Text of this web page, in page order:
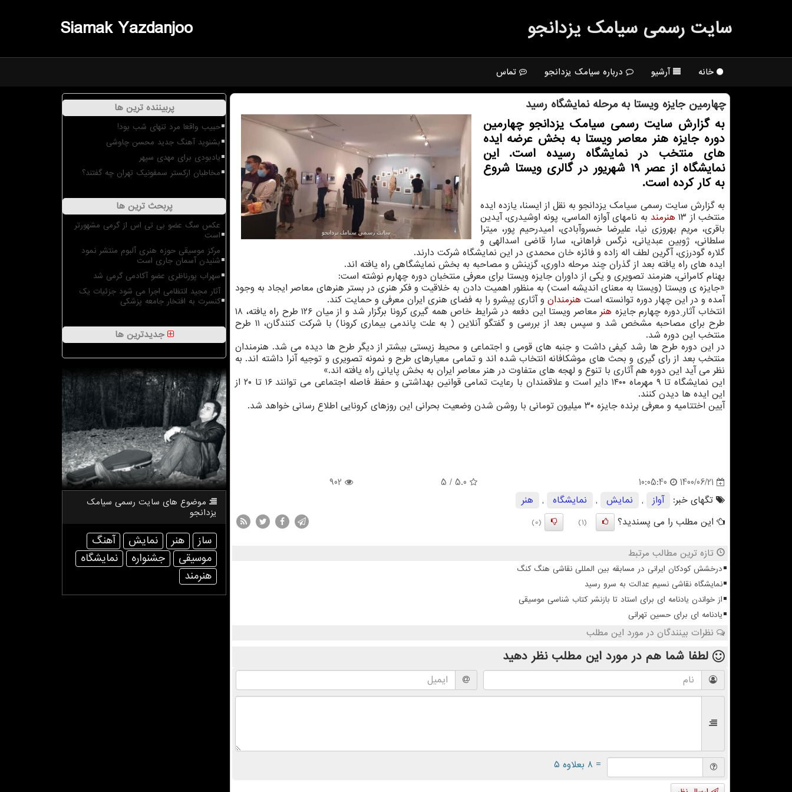
Siamak Yazdanjoo سایت رسمی سیامك یزدانجو
خانه آرشیو درباره سیامک یزدانجو تماس
چهارمین جایزه ویستا به مرحله نمایشگاه رسید
به گزارش سایت رسمی سیامک یزدانجو چهارمین
دوره جایزه هنر معاصر ویستا به بخش عرضه ایده
های منتخب در نمایشگاه رسیده است. این
نمایشگاه از عصر ۱۹ شهریور در گالری ویستا شروع
به کار کرده است.
به گزارش سایت رسمی سیامک یزدانجو به نقل از ایسنا، یازده ایده
منتخب از ۱۳
هنرمند به نامهای آوازه الماسی، پونه اوشیدری، آیدین
باقری، مریم بهروزی نیا، علیرضا خسروآبادی، امیدرحیم پور، میترا
سلطانی، ژوبین عبدیانی، نرگس فراهانی، سارا قاضی اسدالهی و
گلاره گودرزی، آگرین لطف اله زاده و فائزه خان محمدی در این نمایشگاه شرکت دارند.
ایده های راه یافته بعد از گذران چند مرحله داوری، گزینش و مصاحبه به بخش نمایشگاهی راه یافته اند.
بهنام کامرانی، هنرمند تصویری و یکی از داوران جایزه ویستا برای معرفی منتخبان دوره چهارم نوشته است:
«جایزه ی ویستا (ویستا به معنای اندیشه است) به منظور اهمیت دادن به خلاقیت و فکر هنری در بستر هنرهای معاصر ایجاد به وجود
آمده و در این چهار دوره توانسته است هنرمندان و آثاری پیشرو را به فضای هنری ایران معرفی و حمایت کند.
انتخاب آثار ِدوره چهارم جایزه هنر
معاصر ویستا این دفعه در شرایط خاص همه گیری کرونا برگزار شد و از میان ۱۲۶ طرح راه یافته، ۱۸
طرح برای مصاحبه مشخص شد و سپس بعد از بررسی و گفتگو آنلاین ( به علت پاندمی بیماری کرونا) با شرکت کنندگان، ۱۱ طرح
منتخب این دوره شد.
در این دوره طرح ها رشد کیفی داشت و جنبه های قومی و اجتماعی و محیط زیستی بیشتر از دیگر طرح ها دیده می شد. هنرمندان
منتخب بعد از رای گیری و بحث های موشکافانه انتخاب شده اند و تمامی معیارهای طرح و نمونه تصویری و توجیه آنرا داشته اند. به
نظر می آید این دوره هم آثاری با تنوع و لهجه های متفاوت در هنر معاصر ایران به بخش پایانی راه یافته اند.»
این نمایشگاه تا ۹ مهرماه ۱۴۰۰ دایر است و علاقمندان با رعایت تمامی قوانین بهداشتی و حفظ فاصله اجتماعی می توانند ۱۶ تا ۲۰ از
این ایده ها دیدن کنند.
آیین اختتامیه و معرفی برنده جایزه ۳۰ میلیون تومانی با روشن شدن وضعیت بحرانی این روزهای کرونایی اطلاع رسانی خواهد شد.
1400/06/21
10:05:40
5.0
/ 5
902
تگهای خبر:
آواز , نمایش , نمایشگاه ,
هنر
این مطلب را می پسندید؟
(1)
(0)
تازه ترین مطالب مرتبط
درخشش کودکان ایرانی در مسابقه بین المللی نقاشی هنگ کنگ
نمایشگاه نقاشی نسیم عدالت به سرو رسید
از خواندن یادنامه ای برای استاد تا بازنشر کتاب شناسی موسیقی
یادنامه ای برای حسین تهرانی
نظرات بینندگان در مورد این مطلب
لطفا شما هم در مورد این مطلب نظر دهید
= ۸ بعلاوه ۵
پربیننده ترین ها
حبیب واقعا مرد تنهای شب بود!
بشنوید آهنگ جدید محسن چاوشی
یادبودی برای مهدی سپهر
مخاطبان ارکستر سمفونیک تهران چه گفتند؟
پربحث ترین ها
عکس سگ عضو بی تی اس از گرمی مشهورتر
است
مرکز موسیقی حوزه هنری آلبوم منتشر نمود
شنیدن آسمان جاری است
سهراب پورناظری عضو آکادمی گرمی شد
آثار مجید انتظامی اجرا می شود جزئیات یک
کنسرت به افتخار جامعه پزشکی
جدیدترین ها
موضوع های سایت رسمی سیامك
یزدانجو
ساز هنر نمایش
آهنگ
موسیقی
جشنواره
نمایشگاه
هنرمند